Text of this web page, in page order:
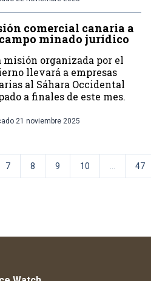
comercial canaria a
minado jurídico
misión organizada por el
llevará a empresas
al Sáhara Occidental
a finales de este mes.
21 noviembre 2025
7 8 9 10 47